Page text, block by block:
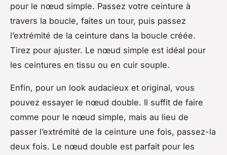
pour le nœud simple. Passez votre ceinture à
travers la boucle, faites un tour, puis passez
l’extrémité de la ceinture dans la boucle créée.
Tirez pour ajuster. Le nœud simple est idéal pour
les ceintures en tissu ou en cuir souple.
Enfin, pour un look audacieux et original, vous
pouvez essayer le nœud double. Il suffit de faire
comme pour le nœud simple, mais au lieu de
passer l’extrémité de la ceinture une fois, passez-la
deux fois. Le nœud double est parfait pour les